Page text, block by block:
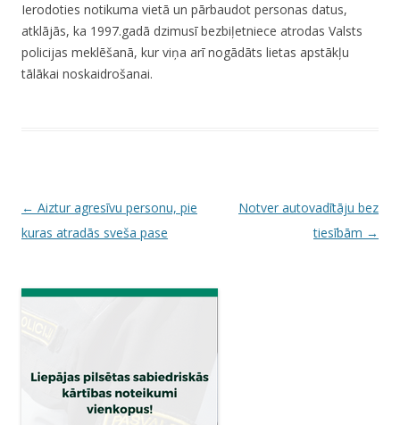
Ierodoties notikuma vietā un pārbaudot personas datus,
atklājās, ka 1997.gadā dzimusī bezbiļetniece atrodas Valsts
policijas meklēšanā, kur viņa arī nogādāts lietas apstākļu
tālākai noskaidrošanai.
P
o
← Aiztur agresīvu personu, pie
kuras atradās sveša pase
Notver autovadītāju bez
tiesībām →